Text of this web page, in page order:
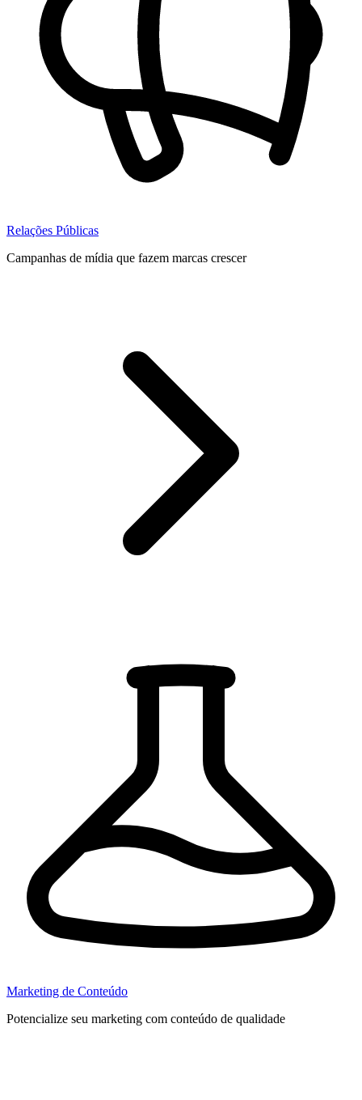
Relações Públicas
Campanhas de mídia que fazem marcas crescer
Marketing de Conteúdo
Potencialize seu marketing com conteúdo de qualidade